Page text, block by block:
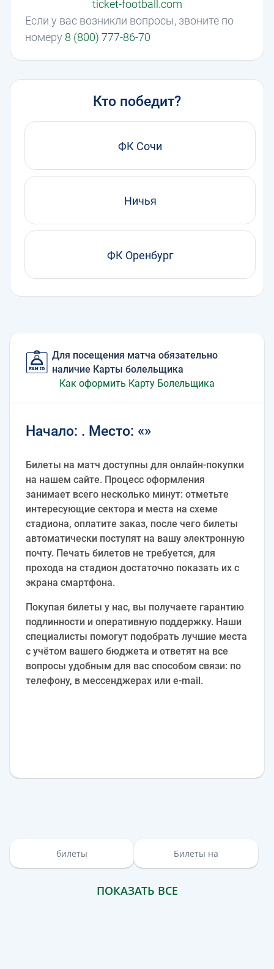
Если у вас возникли вопросы, звоните по
номеру 8 (800) 777-86-70
ticket-football.com
Кто победит?
ФК Сочи
Ничья
ФК Оренбург
Для посещения матча обязательно
наличие Карты болельщика
Как оформить Карту Болельщика
Начало: . Место: «»
Билеты на матч доступны для онлайн-покупки
на нашем сайте. Процесс оформления
занимает всего несколько минут: отметьте
интересующие сектора и места на схеме
стадиона, оплатите заказ, после чего билеты
автоматически поступят на вашу электронную
почту. Печать билетов не требуется, для
прохода на стадион достаточно показать их с
экрана смартфона.
Покупая билеты у нас, вы получаете гарантию
подлинности и оперативную поддержку. Наши
специалисты помогут подобрать лучшие места
с учётом вашего бюджета и ответят на все
вопросы удобным для вас способом связи: по
телефону, в мессенджерах или e‑mail.
билеты Билеты на
ПОКАЗАТЬ ВСЕ